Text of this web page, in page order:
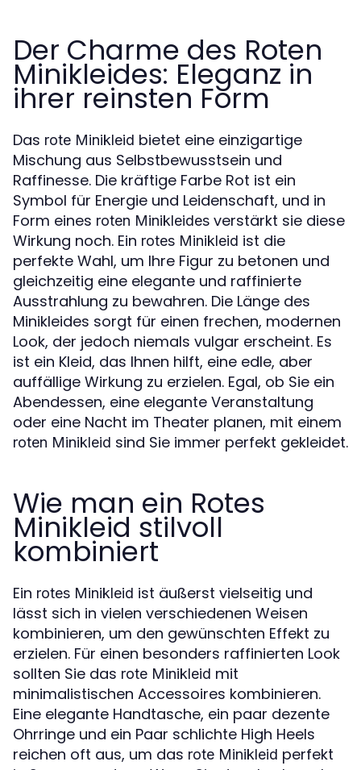
Der Charme des Roten
Minikleides: Eleganz in
ihrer reinsten Form
Das rote Minikleid bietet eine einzigartige
Mischung aus Selbstbewusstsein und
Raffinesse. Die kräftige Farbe Rot ist ein
Symbol für Energie und Leidenschaft, und in
Form eines roten Minikleides verstärkt sie diese
Wirkung noch. Ein rotes Minikleid ist die
perfekte Wahl, um Ihre Figur zu betonen und
gleichzeitig eine elegante und raffinierte
Ausstrahlung zu bewahren. Die Länge des
Minikleides sorgt für einen frechen, modernen
Look, der jedoch niemals vulgar erscheint. Es
ist ein Kleid, das Ihnen hilft, eine edle, aber
auffällige Wirkung zu erzielen. Egal, ob Sie ein
Abendessen, eine elegante Veranstaltung
oder eine Nacht im Theater planen, mit einem
roten Minikleid sind Sie immer perfekt gekleidet.
Wie man ein Rotes
Minikleid stilvoll
kombiniert
Ein rotes Minikleid ist äußerst vielseitig und
lässt sich in vielen verschiedenen Weisen
kombinieren, um den gewünschten Effekt zu
erzielen. Für einen besonders raffinierten Look
sollten Sie das rote Minikleid mit
minimalistischen Accessoires kombinieren.
Eine elegante Handtasche, ein paar dezente
Ohrringe und ein Paar schlichte High Heels
reichen oft aus, um das rote Minikleid perfekt